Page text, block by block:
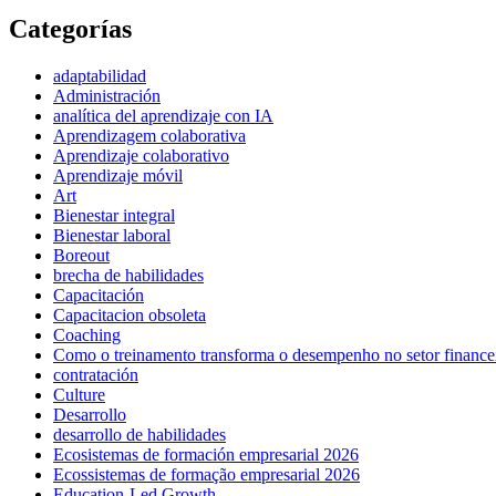
Categorías
adaptabilidad
Administración
analítica del aprendizaje con IA
Aprendizagem colaborativa
Aprendizaje colaborativo
Aprendizaje móvil
Art
Bienestar integral
Bienestar laboral
Boreout
brecha de habilidades
Capacitación
Capacitacion obsoleta
Coaching
Como o treinamento transforma o desempenho no setor
contratación
Culture
Desarrollo
desarrollo de habilidades
Ecosistemas de formación empresarial 2026
Ecossistemas de formação empresarial 2026